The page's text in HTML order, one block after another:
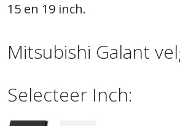
15 en 19 inch.
Mitsubishi Galant
Selecteer Inch: